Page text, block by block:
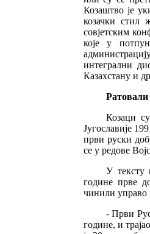
Козаштво је
козачки стил
совјетским
које у
интегрални
Казахстану и
Козаци
Југославије
први руски
се у редове
У тексту
године прве
чинили управо
- Први
године, и